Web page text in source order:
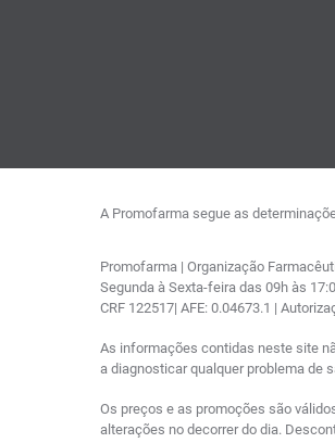
A Promofarma segue as
Promofarma | Organização
Segunda à Sexta-feira das 09h às
CRF 122517| AFE: 0.04673.1 |
As informações contidas neste site
a diagnosticar qualquer problema de
Os preços e as promoções são
alterações no decorrer do dia.